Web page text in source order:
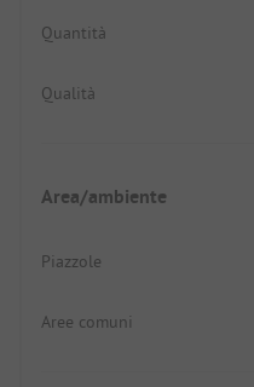
Quantità
Qualità
Area/ambiente
Piazzole
Aree comuni